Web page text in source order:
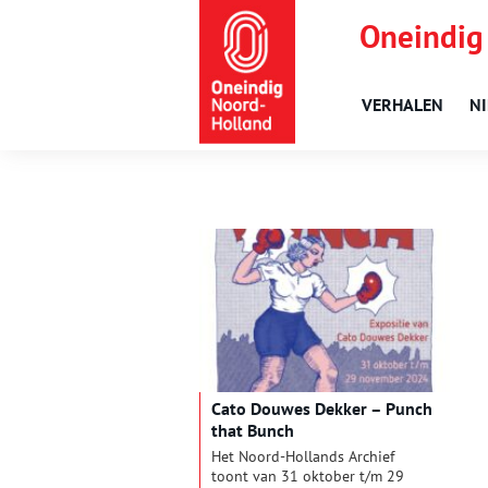
VERHALEN
Cato Douwes Dekker – Punch
that Bunch
Het Noord-Hollands Archief
toont van 31 oktober t/m 29